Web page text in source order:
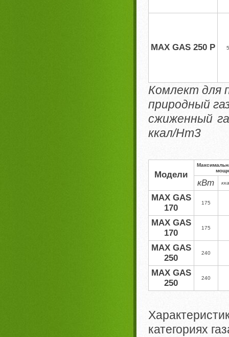
MAX GAS 250 P
Комлект для
природный
сжиженный
ккал/Hm3
Модели
кВт
MAX GAS
170
175
MAX GAS
170
175
MAX GAS
250
240
MAX GAS
250
240
категориях